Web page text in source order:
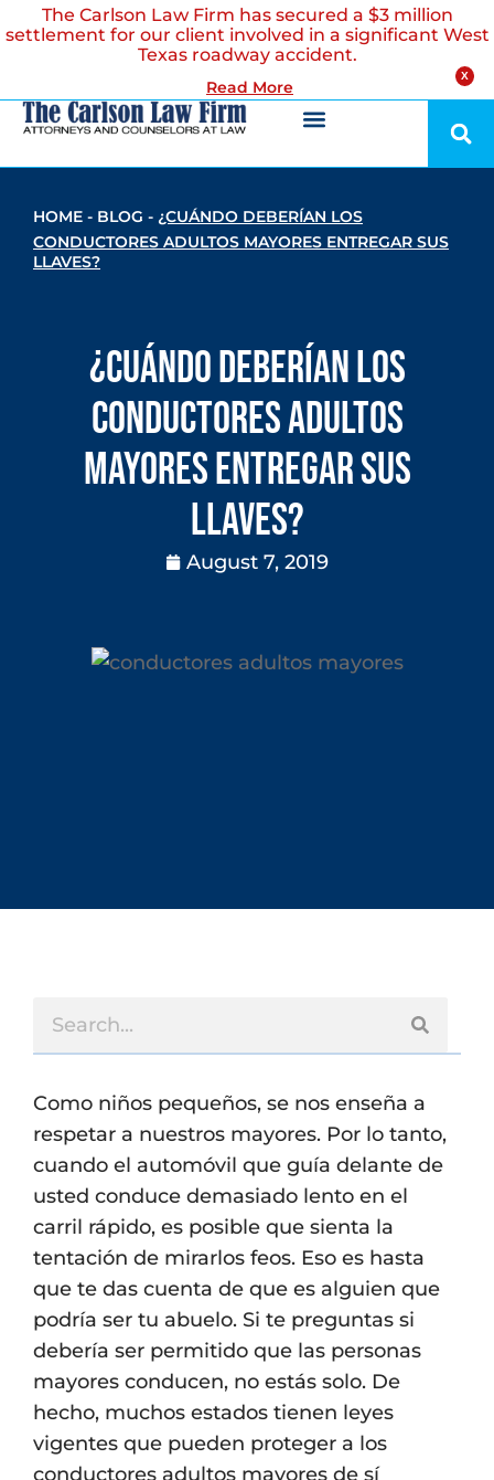
X
The Carlson Law Firm has secured a $3 million
settlement for our client involved in a significant West
Texas roadway accident.
Read More
HOME - BLOG - ¿CUÁNDO DEBERÍAN LOS
CONDUCTORES ADULTOS MAYORES ENTREGAR SUS
LLAVES?
¿Cuándo deberían los
conductores adultos
mayores entregar sus
llaves?
August 7, 2019
Como niños pequeños, se nos enseña a
respetar a nuestros mayores. Por lo tanto,
cuando el automóvil que guía delante de
usted conduce demasiado lento en el
carril rápido, es posible que sienta la
tentación de mirarlos feos. Eso es hasta
que te das cuenta de que es alguien que
podría ser tu abuelo. Si te preguntas si
debería ser permitido que las personas
mayores conducen, no estás solo. De
hecho, muchos estados tienen leyes
vigentes que pueden proteger a los
conductores adultos mayores de sí